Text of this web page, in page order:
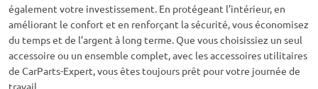
également votre investissement. En protégeant l’intérieur, en
améliorant le confort et en renforçant la sécurité, vous économisez
du temps et de l’argent à long terme. Que vous choisissiez un seul
accessoire ou un ensemble complet, avec les accessoires utilitaires
de CarParts-Expert, vous êtes toujours prêt pour votre journée de
travail.